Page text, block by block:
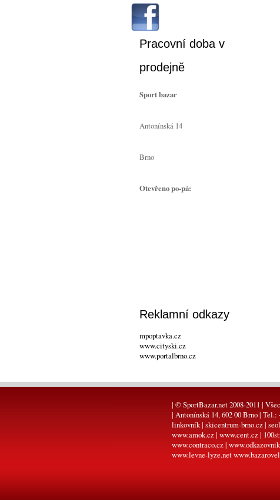
Pracovní doba v
prodejně
Sport bazar
Antonínská 14
Brno
Otevřeno po-pá:
Reklamní odkazy
mpoptavka.cz
www.cityski.cz
www.portalbrno.cz
| © SportBazar.net 2008-2011 |
| Antonínská 14, 602 00 Brno | Tel.:
linkovník| skicentrum-brno.cz|
www.amok.cz| www.cent.cz|
www.contraco.cz|
www.levne-lyze.net